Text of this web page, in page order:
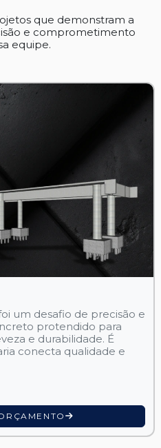
que demonstram a
e comprometimento
equipe.
um desafio de precisão e
protendido para
e durabilidade. É
conecta qualidade e